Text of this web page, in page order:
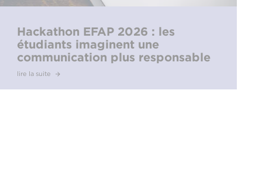
Hackathon EFAP 2026 : les
étudiants imaginent une
communication plus responsable
face à l’hyperconnexion
lire la suite